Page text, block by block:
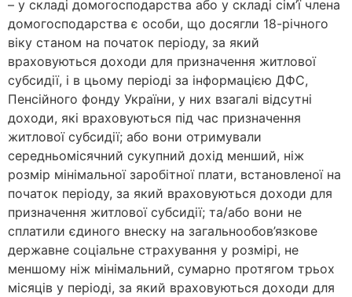
– у складі домогосподарства або у складі сім’ї члена
домогосподарства є особи, що досягли 18-річного
віку станом на початок періоду, за який
враховуються доходи для призначення житлової
субсидії, і в цьому періоді за інформацією ДФС,
Пенсійного фонду України, у них взагалі відсутні
доходи, які враховуються під час призначення
житлової субсидії; або вони отримували
середньомісячний сукупний дохід менший, ніж
розмір мінімальної заробітної плати, встановленої на
початок періоду, за який враховуються доходи для
призначення житлової субсидії; та/або вони не
сплатили єдиного внеску на загальнообов’язкове
державне соціальне страхування у розмірі, не
меншому ніж мінімальний, сумарно протягом трьох
місяців у періоді, за який враховуються доходи для